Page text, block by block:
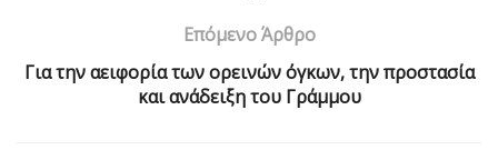
Επόμενο Άρθρο
Για την αειφορία των ορεινών όγκων, την προστασία
και ανάδειξη του Γράμμου